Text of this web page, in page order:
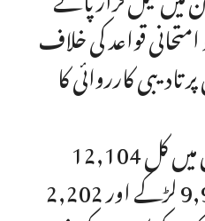
کو امتحانی قواعد کی خلاف
کارروائی کا
مقابلے کے اس امتحان میں کل 12,104
امیداروں میں سے 9,902 لڑکے اور 2,202